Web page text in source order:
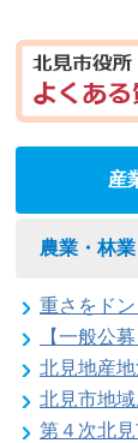
産
農業・林業
重さをドン！ピシャ！で合わせろ
【一般公募】北見地産地
北見地産地消
北見市地域おこ
第４次北